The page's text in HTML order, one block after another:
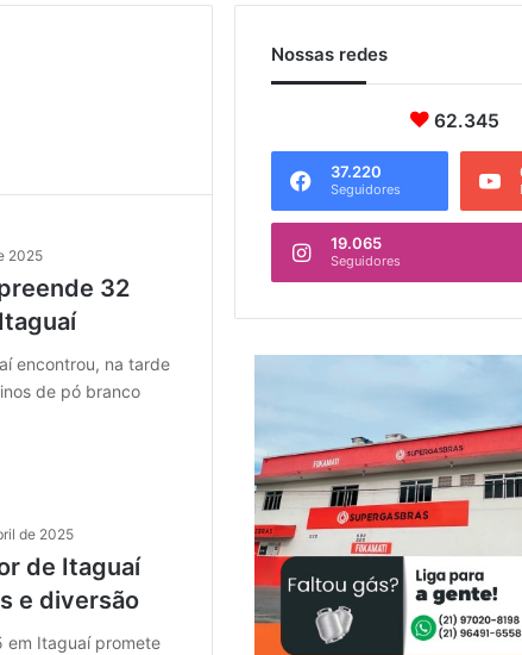
2025
32
encontrou, na tarde
de pó branco
de 2025
de Itaguaí
e diversão
em Itaguaí promete
Nossas redes
62.345
37.220
Seguidores
19.065
Seguidores